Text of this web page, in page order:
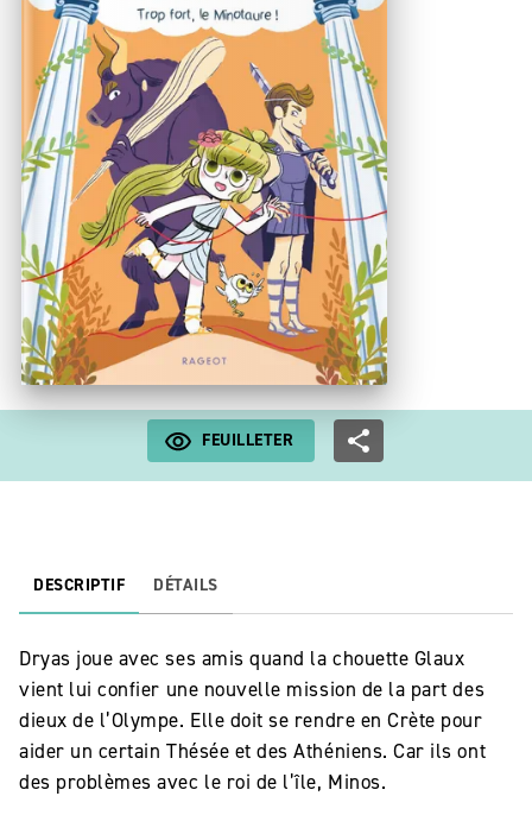
FEUILLETER
DESCRIPTIF DÉTAILS
Dryas joue avec ses amis quand la chouette Glaux
vient lui confier une nouvelle mission de la part des
dieux de l’Olympe. Elle doit se rendre en Crète pour
aider un certain Thésée et des Athéniens. Car ils ont
des problèmes avec le roi de l’île, Minos.